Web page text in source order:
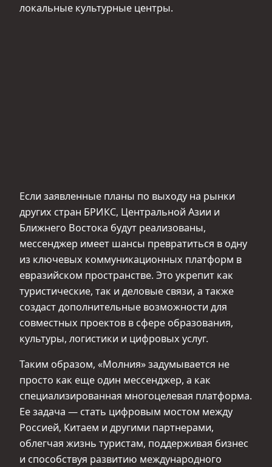
локальные культурные центры.
Если заявленные планы по выходу на рынки
других стран БРИКС, Центральной Азии и
Ближнего Востока будут реализованы,
мессенджер имеет шансы превратиться в одну
из ключевых коммуникационных платформ в
евразийском пространстве. Это укрепит как
туристические, так и деловые связи, а также
создаст дополнительные возможности для
совместных проектов в сфере образования,
культуры, логистики и цифровых услуг.
Таким образом, «Молния» задумывается не
просто как еще один мессенджер, а как
специализированная многоцелевая платформа.
Ее задача — стать цифровым мостом между
Россией, Китаем и другими партнерами,
облегчая жизнь туристам, поддерживая бизнес
и способствуя развитию международного